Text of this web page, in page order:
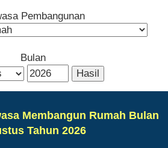
Pembangunan
Bulan
Membangun Rumah Bulan
Tahun 2026